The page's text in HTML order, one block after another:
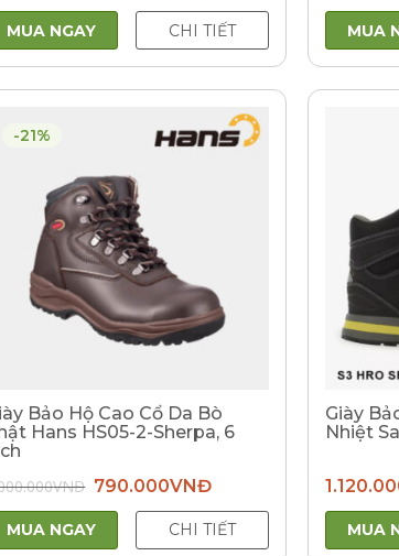
là:
1.531.000VNĐ.
tại
là:
1.215.000VNĐ.
MUA NGAY CHI TIẾT MUA
-21%
Bảo Hộ Cao Cổ Da Bò
Hans HS05-2-Sherpa, 6
VNĐ Giá
gốc
là:
1.000.000VNĐ.
790.000VNĐGiá
tại
là:
790.000VNĐ.
MUA NGAY CHI TIẾT
Giày
Nhiệt
MUA